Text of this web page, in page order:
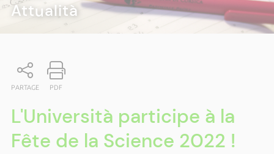
Attualità
PARTAGE PDF
L'Università participe à la
Fête de la Science 2022 !